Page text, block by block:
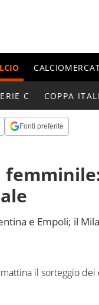
C COPPA
Fonti preferite
e Empoli; il
mattina il sorteggio